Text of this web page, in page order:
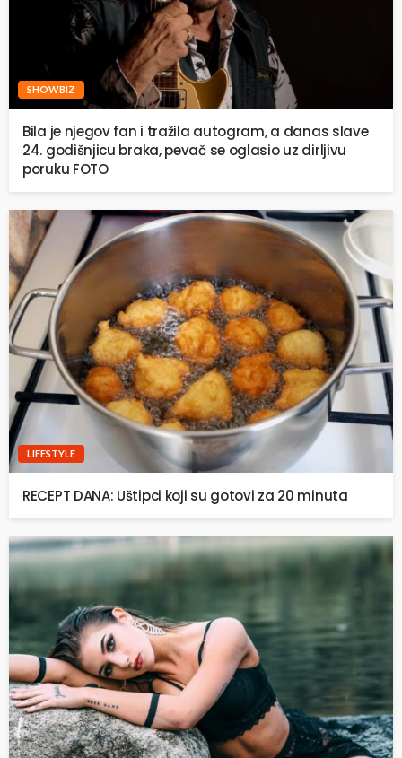
SHOWBIZ
Bila je njegov fan i tražila autogram, a danas slave
24. godišnjicu braka, pevač se oglasio uz dirljivu
poruku FOTO
LIFESTYLE
RECEPT DANA: Uštipci koji su gotovi za 20 minuta